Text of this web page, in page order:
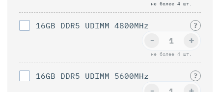
не более 4 шт.
16GB DDR5 UDIMM 4800MHz ?
не более 4 шт.
+
-
16GB DDR5 UDIMM 5600MHz ?